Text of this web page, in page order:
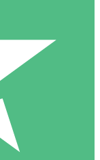
maandelijkse